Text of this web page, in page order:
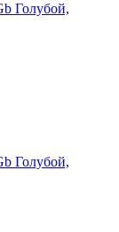
Голубой,
Голубой,